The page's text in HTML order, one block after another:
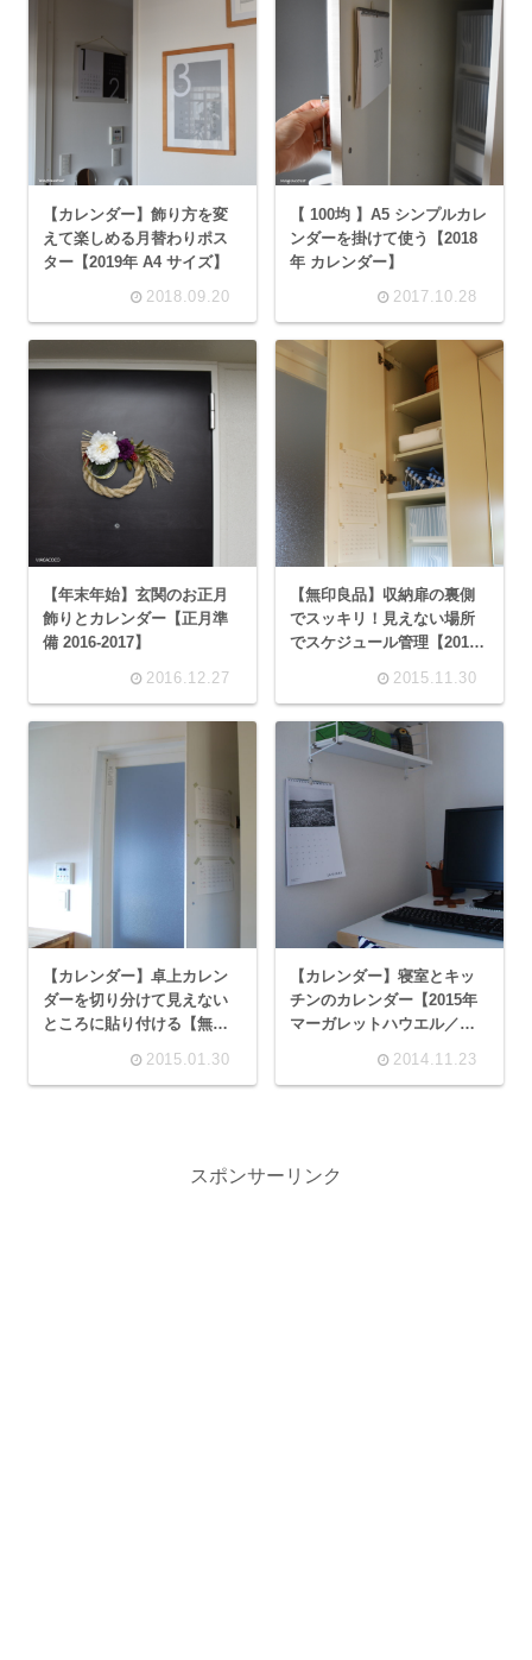
【カレンダー】飾り方を変
えて楽しめる月替わりポス
ター【2019年 A4 サイズ】
2018.09.20
【 100均 】A5 シンプルカレ
ンダーを掛けて使う【2018
年 カレンダー】
2017.10.28
【年末年始】玄関のお正月
飾りとカレンダー【正月準
備 2016-2017】
2016.12.27
【無印良品】収納扉の裏側
でスッキリ！見えない場所
でスケジュール管理【2016
2015.11.30
【カレンダー】卓上カレン
ダーを切り分けて見えない
ところに貼り付ける【無印
2015.01.30
【カレンダー】寝室とキッ
チンのカレンダー【2015年
マーガレットハウエル／葛
2014.11.23
スポンサーリンク